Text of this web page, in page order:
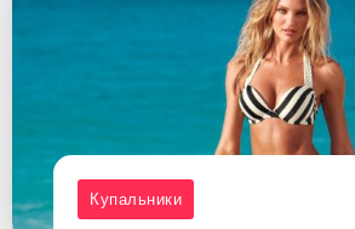
Купальники